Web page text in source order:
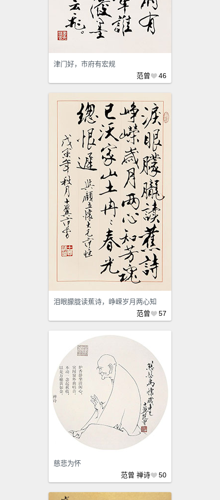
津门好，市府有宏规
范曾
46
泪眼朦胧读蕉诗，峥嵘岁月两心知
范曾
57
慈悲为怀
范曾 禅诗 50